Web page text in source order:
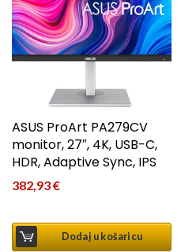
ASUS ProArt PA279CV
monitor, 27″, 4K, USB-C,
HDR, Adaptive Sync, IPS
382,93€
Dodaj u košaricu